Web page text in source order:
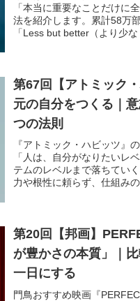
「本当に重要なことだけに
法を紹介します。累計58万
「Less but better（より少
第67回【アトミック
元の自分をつくる｜
つの法則
『アトミック・ハビッツ』
「人は、自分がなりたいレ
テムのレベルまで落ちてい
力や根性に頼らず、仕組み
ち切るための「4つの法則
利で積み重なり、1年後に
第20回【邦画】
が豊かさの本質」｜
一日にする
門鳥おすすめ映画『